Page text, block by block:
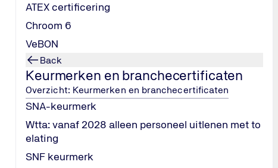
ATEX certificering
Chroom 6
VeBON
Back
Keurmerken en branchecertificaten
Overzicht: Keurmerken en branchecertificaten
SNA-keurmerk
Wtta: vanaf 2028 alleen personeel uitlenen met to
elating
SNF keurmerk
landen, 10.000 medewerkers)